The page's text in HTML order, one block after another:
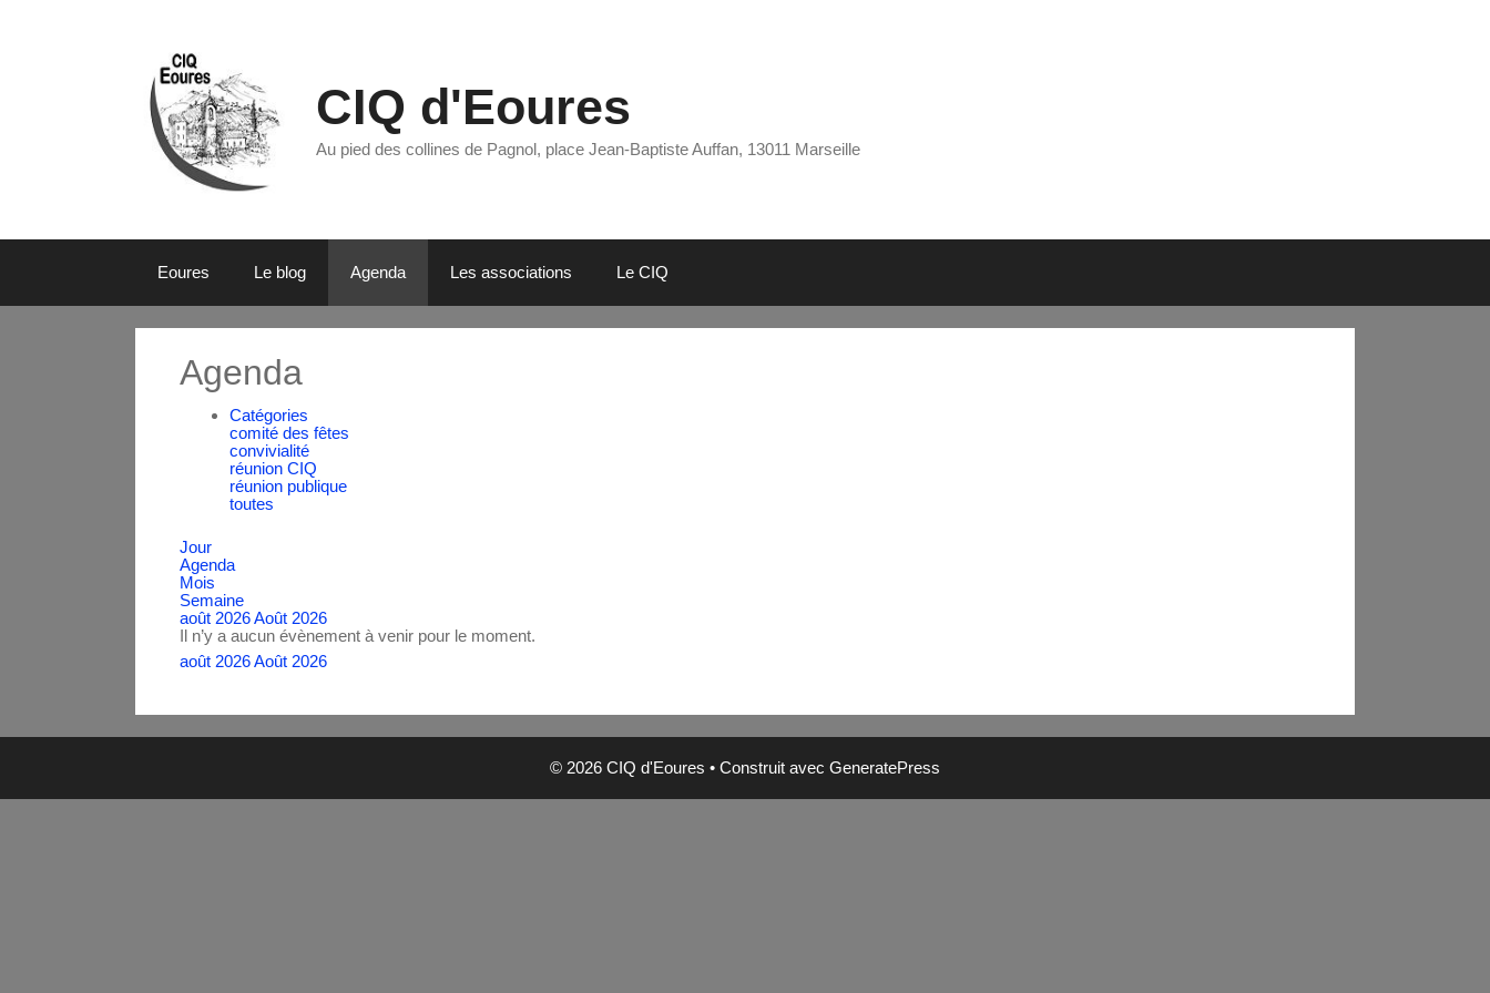
CIQ d'Eoures
Au pied des collines de Pagnol, place Jean-Baptiste Auffan, 13011 Marseille
Eoures Le blog Agenda Les associations Le CIQ
Agenda
Catégories
comité des fêtes
convivialité
réunion CIQ
réunion publique
toutes
Jour
Agenda
Mois
Semaine
août 2026Août 2026
Il n’y a aucun évènement à venir pour le moment.
août 2026Août 2026
© 2026 CIQ d'Eoures • Construit avec GeneratePress